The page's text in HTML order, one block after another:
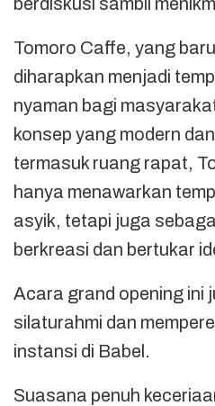
Tomoro Caffe, yang
diharapkan menjadi
nyaman bagi
konsep yang modern
termasuk ruang rapat,
hanya menawarkan
asyik, tetapi juga
berkreasi dan bertukar
Acara grand opening ini
silaturahmi dan
instansi di Babel.
Suasana penuh